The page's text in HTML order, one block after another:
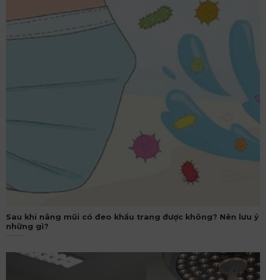
Sau khi nâng mũi có đeo khẩu trang được không? Nên lưu ý
những gì?